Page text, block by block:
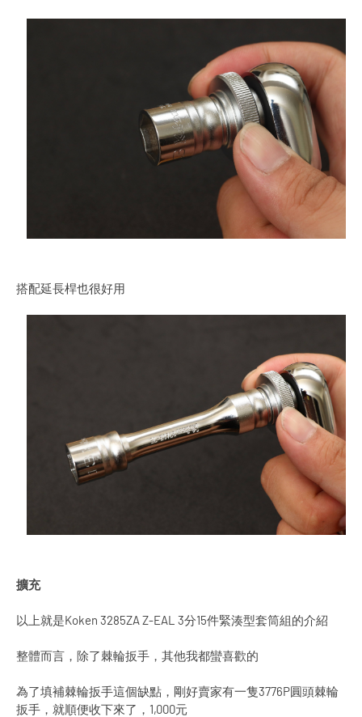
搭配延長桿也很好用
擴充
以上就是Koken 3285ZA Z-EAL 3分15件緊湊型套筒組的介紹
整體而言，除了棘輪扳手，其他我都蠻喜歡的
為了填補棘輪扳手這個缺點，剛好賣家有一隻3776P圓頭棘輪
扳手，就順便收下來了，1,000元